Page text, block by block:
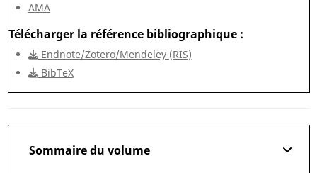
AMA
Télécharger la référence bibliographique
Endnote/Zotero/Mendeley (RIS)
BibTeX
Sommaire du volume